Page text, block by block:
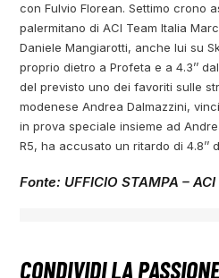
con Fulvio Florean. Settimo crono
palermitano di ACI Team Italia
Daniele Mangiarotti, anche lui su
proprio dietro a Profeta e a 4.3’’
del previsto uno dei favoriti sulle
modenese Andrea Dalmazzini,
in prova speciale insieme ad
R5, ha accusato un ritardo di 4.8’’
Fonte: UFFICIO STAMPA – ACI